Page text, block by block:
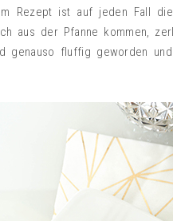
Rezept ist auf jeden Fall
aus der Pfanne kommen,
genauso fluffig geworden